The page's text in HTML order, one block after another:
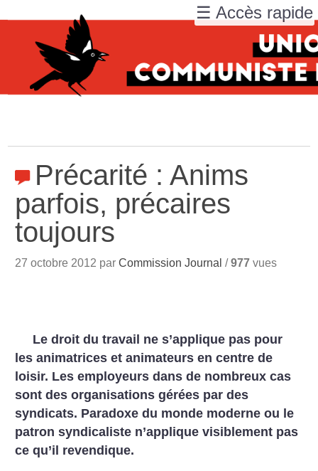
Précarité : Anims
parfois, précaires
toujours
27 octobre 2012 parCommission Journal /977 vues
Le droit du travail ne s’applique pas pour
les animatrices et animateurs en centre de
loisir. Les employeurs dans de nombreux cas
sont des organisations gérées par des
syndicats. Paradoxe du monde moderne ou le
patron syndicaliste n’applique visiblement pas
ce qu’il revendique.
☰ Accès rapide